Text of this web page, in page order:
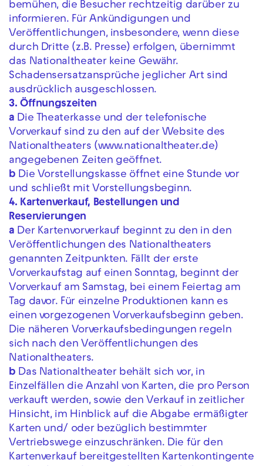
bemühen, die Besucher rechtzeitig darüber zu
informieren. Für Ankündigungen und
Veröffentlichungen, insbesondere, wenn diese
durch Dritte (z.B. Presse) erfolgen, übernimmt
das Nationaltheater keine Gewähr.
Schadensersatzansprüche jeglicher Art sind
ausdrücklich ausgeschlossen.
3. Öffnungszeiten
a Die Theaterkasse und der telefonische
Vorverkauf sind zu den auf der Website des
Nationaltheaters (www.nationaltheater.de)
angegebenen Zeiten geöffnet.
b Die Vorstellungskasse öffnet eine Stunde vor
und schließt mit Vorstellungsbeginn.
4. Kartenverkauf, Bestellungen und
Reservierungen
a Der Kartenvorverkauf beginnt zu den in den
Veröffentlichungen des Nationaltheaters
genannten Zeitpunkten. Fällt der erste
Vorverkaufstag auf einen Sonntag, beginnt der
Vorverkauf am Samstag, bei einem Feiertag am
Tag davor. Für einzelne Produktionen kann es
einen vorgezogenen Vorverkaufsbeginn geben.
Die näheren Vorverkaufsbedingungen regeln
sich nach den Veröffentlichungen des
Nationaltheaters.
b Das Nationaltheater behält sich vor, in
Einzelfällen die Anzahl von Karten, die pro Person
verkauft werden, sowie den Verkauf in zeitlicher
Hinsicht, im Hinblick auf die Abgabe ermäßigter
Karten und/ oder bezüglich bestimmter
Vertriebswege einzuschränken. Die für den
Kartenverkauf bereitgestellten Kartenkontingente